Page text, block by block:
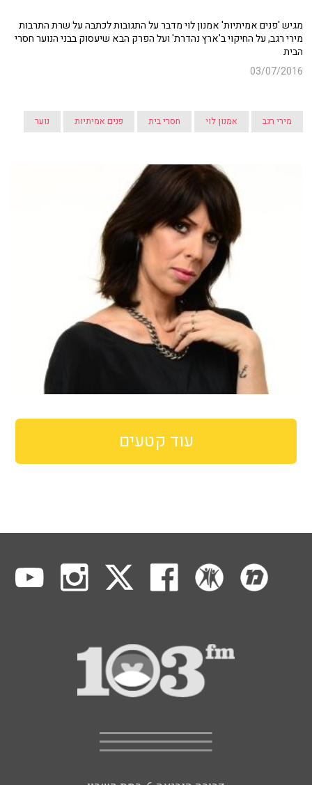
מגיש 'פנים אמיתיות' אמנון לוי מדבר על התגובות לכתבה על שרת התרבות
מירי רגב, על החיקוי ב'ארץ נהדרת' ועל הפרק הבא שיעסוק בבני הנוער חסרי
הבית
03/07/2016
מירי רגב אמנון לוי חסרי בית פנים אמיתיות נוער
עוד קטעים